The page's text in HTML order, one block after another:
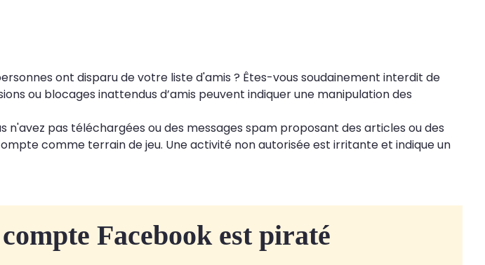
ont disparu de votre liste d'amis ? Êtes-vous soudainement interdit de
ou blocages inattendus d’amis peuvent indiquer une manipulation des
n'avez pas téléchargées ou des messages spam proposant des articles ou des
comme terrain de jeu. Une activité non autorisée est irritante et indique un
Facebook est piraté